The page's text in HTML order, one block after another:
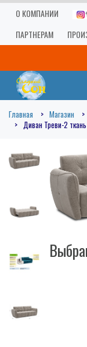
О КОМПАНИИ
ПАРТНЕРАМ
Главная Магазин
Диван Треви-2